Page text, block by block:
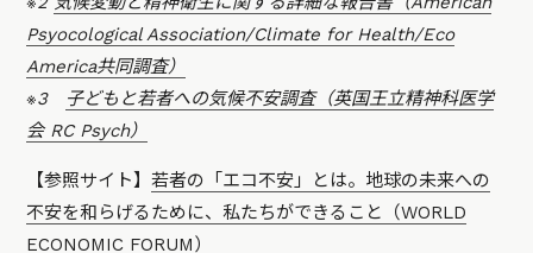
Psyocological Association/Climate for Health/Eco
America共同調査）
※3 子どもと若者への気候不安調査（英国王立精神科医学
会 RC Psych）
【参照サイト】若者の「エコ不安」とは。地球の未来への
不安を和らげるために、私たちができること（WORLD
ECONOMIC FORUM）